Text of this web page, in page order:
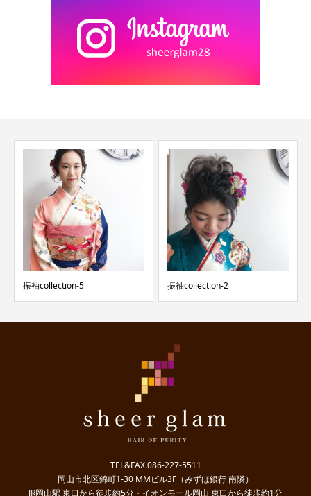
振袖collection-5 振袖collection-2
TEL&FAX.086-227-5511
岡山市北区錦町1-30 MMビル3F（みずほ銀行 南隣）
JR岡山駅 東口から徒歩約5分・イオンモール岡山 東口から徒歩約1分